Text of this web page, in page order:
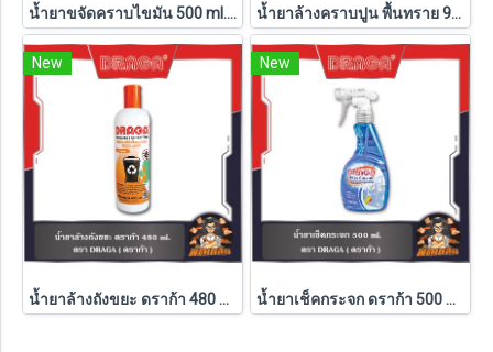
น้ำยาขจัดคราบไขมัน 500 ml. DRAGA น้ำยาล้างคราบปูน พื้นทราย 900 ml. DRAGA
New
น้ำยาล้างถังขยะ ดราก้า 480 มล.
New
น้ำยาเช็คกระจก ดราก้า 500 มล. (หัวปืนฉีด)